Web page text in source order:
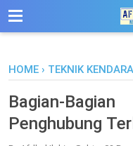
-->
HOME › TEKNIK
Bagian-
Penghubung